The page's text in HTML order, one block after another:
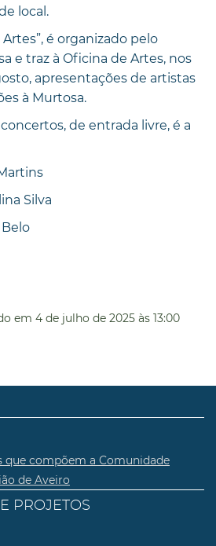
local.
é organizado pelo
e traz à Oficina de Artes, nos
apresentações de artistas
à Murtosa.
de entrada livre, é a
Silva
em 4 de julho de 2025 às 13:00
que compõem a Comunidade
de Aveiro
PROJETOS